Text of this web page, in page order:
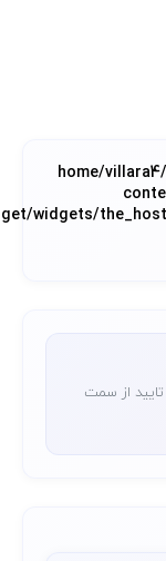
/home/
widgets/
تایید از سمت